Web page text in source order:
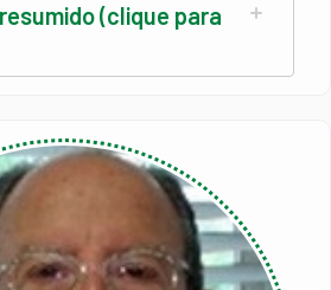
(clique para